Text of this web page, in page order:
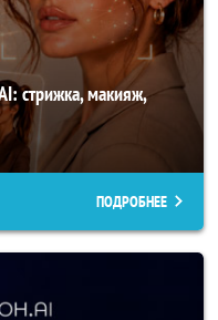
стрижка, макияж,
ПОДРОБНЕЕ